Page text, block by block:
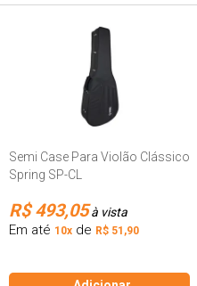
Semi Case Para Violão Clássico
Spring SP-CL
R$ 493,05à vista
Em até 10x de R$ 51,90